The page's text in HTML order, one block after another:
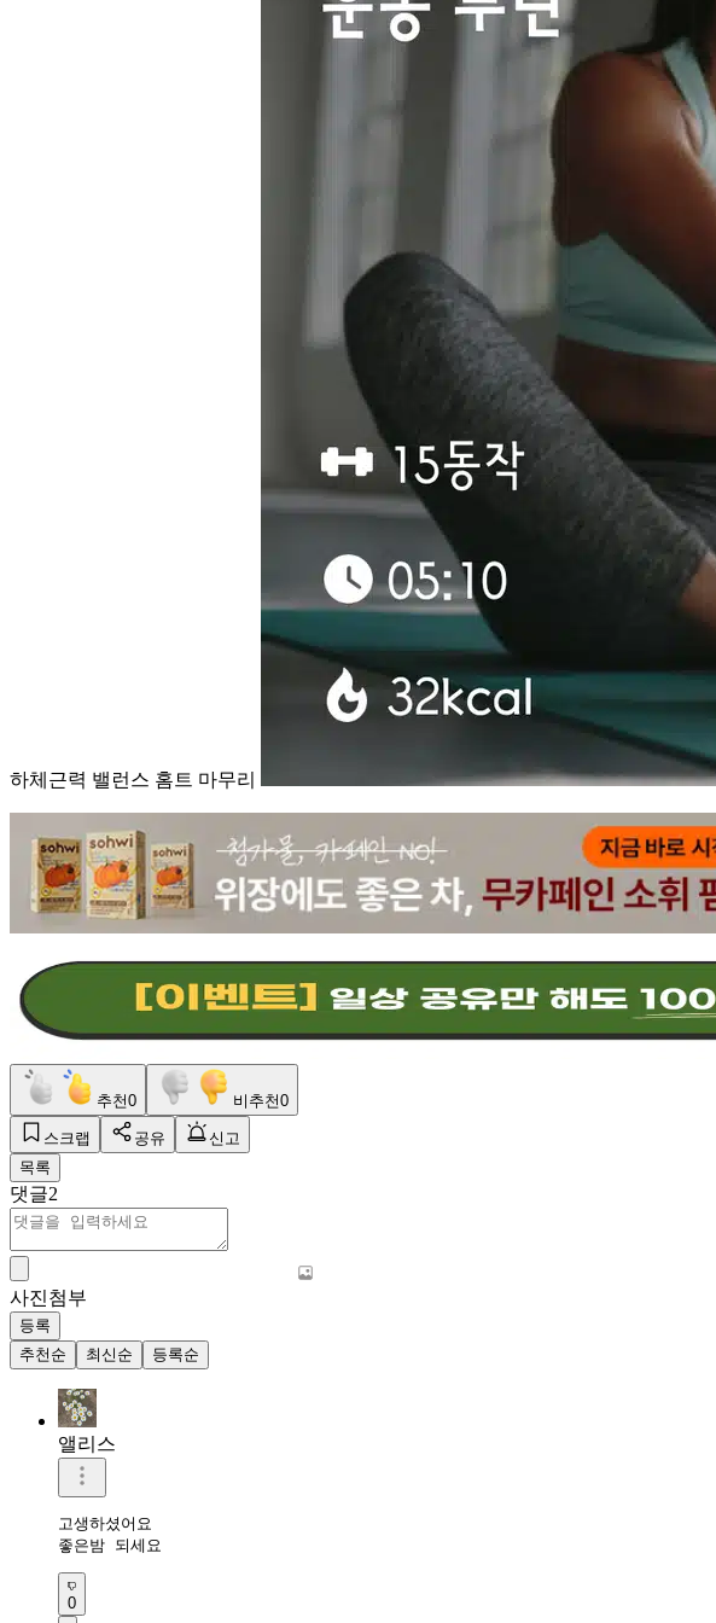
하체근력 밸런스 홈트 마무리
추천0 비추천0
스크랩 공유
신고
목록
댓글2
사진첨부
등록
추천순
최신순 등록순
앨리스
고생하셨어요
좋은밤 되세요
0